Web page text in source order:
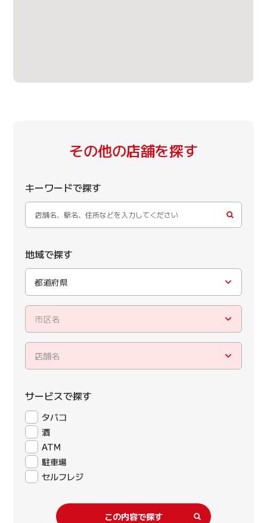
その他の店舗を探す
キーワードで探す
地域で探す
都道府県
市区名
店舗名
サービスで探す
タバコ
酒
ATM
駐車場
セルフレジ
この内容で探す